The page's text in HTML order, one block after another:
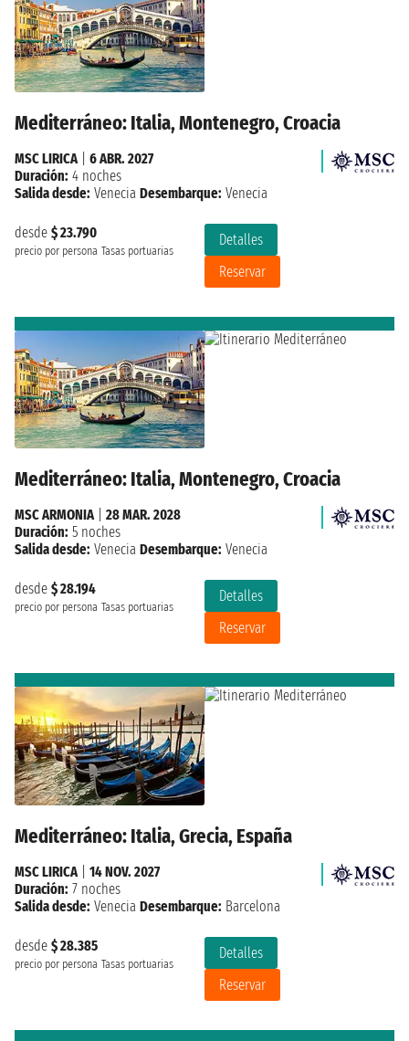
Mediterráneo: Italia, Montenegro, Croacia
desde $ 23.790
precio por persona Tasas portuarias
Detalles
Reservar
MSC LIRICA
6 ABR. 2027
Duración: 4 noches
Salida desde: Venecia Desembarque: Venecia
Mediterráneo: Italia, Montenegro, Croacia
desde $ 28.194
precio por persona Tasas portuarias
Detalles
Reservar
MSC ARMONIA| 28 MAR. 2028
Duración: 5 noches
Salida desde: Venecia Desembarque: Venecia
Mediterráneo: Italia, Grecia, España
desde $ 28.385
precio por persona Tasas portuarias
Detalles
Reservar
MSC LIRICA
14 NOV. 2027
Duración: 7 noches
Salida desde: Venecia Desembarque: Barcelona